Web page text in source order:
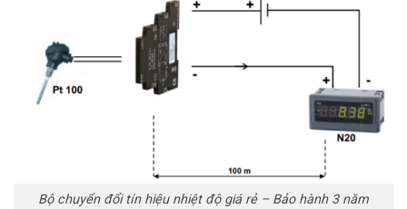
Bộ chuyển đổi tín hiệu nhiệt độ giá rẻ – Bảo hành 3 năm